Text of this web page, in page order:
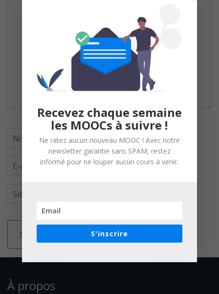
À propos
Recevez chaque semaine
les MOOCs à suivre !
Ne ratez aucun nouveau MOOC ! Avec notre
newsletter garantie sans SPAM, restez
informé pour ne louper aucun cours à venir.
S'inscrire